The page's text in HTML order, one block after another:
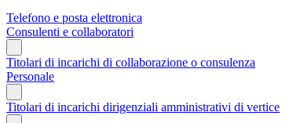
Telefono e posta elettronica
Consulenti e collaboratori
Titolari di incarichi di collaborazione o consulenza
Personale
Titolari di incarichi dirigenziali amministrativi di vertice